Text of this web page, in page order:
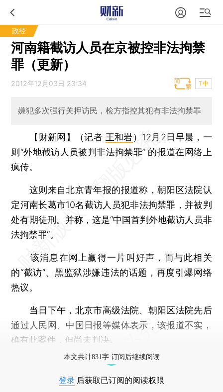
政经
河南籍截访人员在京被控非法拘禁
罪（更新）
2012年12月03日 23:34 T中
嫌犯多次强行关押访民，检方指控其犯有非法拘禁罪
【财新网】（记者 王和岩） 12月2日早晨，一
则“外地截访人员被判非法拘禁罪” 的报道在网络上
疯传。
这则来自北京青年报的报道称，朝阳区法院认
定河南长葛市10名截访人员犯非法拘禁罪，并被判
处有期徒刑。并称，这是“中国首判外地截访人员非
法拘禁罪”。
该消息在网上赢得一片叫好声，而与此相关
的“截访”、黑监狱涉嫌违法的话题，再度引爆网络
热议。
当日下午，北京市高级法院、朝阳区法院先后
通过人民网、中国日报等媒体表示，该报道不实，
确有此案件，但尚未判决。
本文共计831字 订阅后继续阅读
登录 后获取已订阅的阅读权限